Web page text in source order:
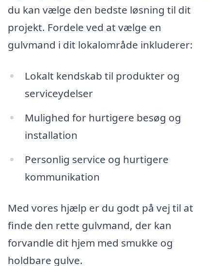
du kan vælge den bedste løsning til dit
projekt. Fordele ved at vælge en
gulvmand i dit lokalområde inkluderer:
Lokalt kendskab til produkter og
serviceydelser
Mulighed for hurtigere besøg og
installation
Personlig service og hurtigere
kommunikation
Med vores hjælp er du godt på vej til at
finde den rette gulvmand, der kan
forvandle dit hjem med smukke og
holdbare gulve.